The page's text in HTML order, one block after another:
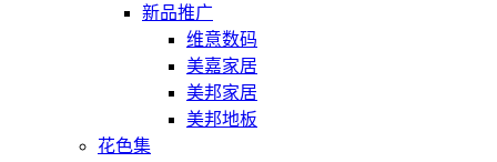
新品推广
维意数码
美嘉家居
美邦家居
美邦地板
花色集